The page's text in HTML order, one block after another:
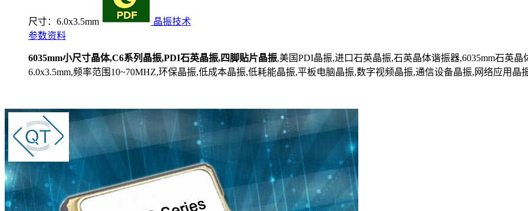
尺寸：6.0x3.5mm
晶振技术
参数资料
6035mm小尺寸晶体,C6系列晶振,PDI石英晶振,四脚贴片晶振,美国PDI晶振,进口石英晶振,石英晶体谐振器,6035mm石英晶
6.0x3.5mm,频率范围10~70MHZ,环保晶振,低成本晶振,低耗能晶振,平板电脑晶振,数字视频晶振,通信设备晶振,网络应用晶